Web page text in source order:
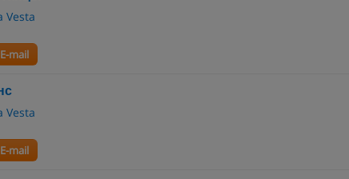
Vesta
mail
Vesta
mail